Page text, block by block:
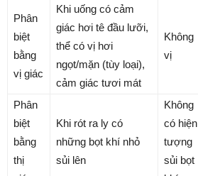
Phân
biệt
bằng
vị giác
Khi uống có cảm
giác hơi tê đầu lưỡi,
thể có vị hơi
ngọt/mặn (tùy loại),
cảm giác tươi mát
Không
vị
Phân
biệt
bằng
thị
Khi rót ra ly có
những bọt khí nhỏ
sủi lên
Không
có hiện
tượng
sủi bọt